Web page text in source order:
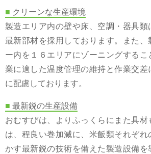
■ クリーンな生産環境
製造エリア内の壁や床、空調・器具
最新部材を採用しております。また、
ー内を１６エリアにゾーニングする
業に適した温度管理の維持と作業交差
に配慮しております。
■ 最新鋭の生産設備
おむすびは、よりふっくらにまた具材
は、程良い巻加減に、米飯類それぞ
かす最新鋭の技術を備えた製造設備を